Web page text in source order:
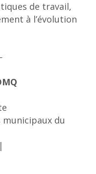
de travail,
à l’évolution
du